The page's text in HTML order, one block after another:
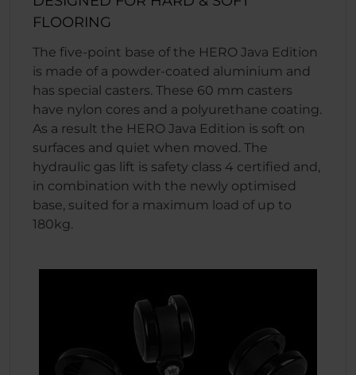
FLOORING
The five-point base of the HERO Java Edition
is made of a powder-coated aluminium and
has special casters. These 60 mm casters
have nylon cores and a polyurethane coating.
As a result the HERO Java Edition is soft on
surfaces and quiet when moved. The
hydraulic gas lift is safety class 4 certified and,
in combination with the newly optimised
base, suited for a maximum load of up to
180kg.